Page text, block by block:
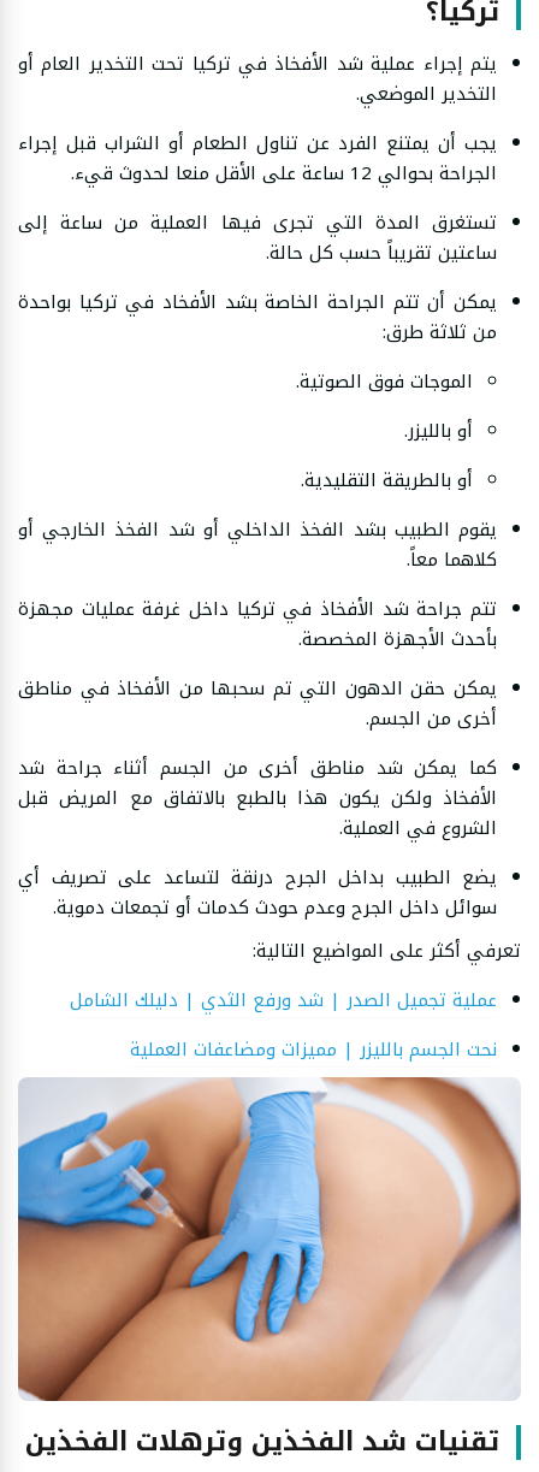
تركيا؟
يتم إجراء عملية شد الأفخاذ في تركيا تحت التخدير العام أو
التخدير الموضعي.
يجب أن يمتنع الفرد عن تناول الطعام أو الشراب قبل إجراء
الجراحة بحوالي 12 ساعة على الأقل منعا لحدوث قيء.
تستغرق المدة التي تجرى فيها العملية من ساعة إلى
ساعتين تقريباً حسب كل حالة.
يمكن أن تتم الجراحة الخاصة بشد الأفخاد في تركيا بواحدة
من ثلاثة طرق:
الموجات فوق الصوتية.
أو بالليزر.
أو بالطريقة التقليدية.
يقوم الطبيب بشد الفخذ الداخلي أو شد الفخذ الخارجي أو
كلاهما معاً.
تتم جراحة شد الأفخاذ في تركيا داخل غرفة عمليات مجهزة
بأحدث الأجهزة المخصصة.
يمكن حقن الدهون التي تم سحبها من الأفخاذ في مناطق
أخرى من الجسم.
كما يمكن شد مناطق أخرى من الجسم أثناء جراحة شد
الأفخاذ ولكن يكون هذا بالطبع بالاتفاق مع المريض قبل
الشروع في العملية.
يضع الطبيب بداخل الجرح درنقة لتساعد على تصريف أي
سوائل داخل الجرح وعدم حودث كدمات أو تجمعات دموية.
تعرفي أكثر على المواضيع التالية:
عملية تجميل الصدر | شد ورفع الثدي | دليلك الشامل
نحت الجسم بالليزر | مميزات ومضاعفات العملية
تقنيات شد الفخذين وترهلات الفخذين